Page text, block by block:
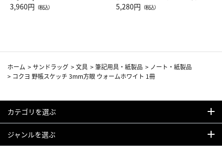
Drop JAL客室乗務員（LC）ス
3,960円 （税込）
ト（レッドワイン）
5,280円 （税込）
ホーム >サンドラッグ >文具 >筆記用具・紙製品 > ノート・紙製品
> コクヨ 野帳スケッチ 3mm方眼 ウォームホワイト 1冊
カテゴリを選ぶ
ジャンルを選ぶ